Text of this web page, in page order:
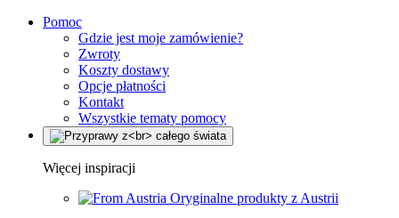
Pomoc
Gdzie jest moje zamówienie?
Zwroty
Koszty dostawy
Opcje płatności
Kontakt
Wszystkie tematy pomocy
Więcej inspiracji
Oryginalne produkty z Austrii